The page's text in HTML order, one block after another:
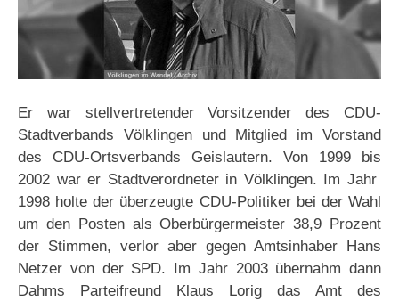
Er war stellvertretender Vorsitzender des CDU-
Stadtverbands Völklingen und Mitglied im Vorstand
des CDU-Ortsverbands Geislautern. Von 1999 bis
2002 war er Stadtverordneter in Völklingen. Im Jahr
1998 holte der überzeugte CDU-Politiker bei der Wahl
um den Posten als Oberbürgermeister 38,9 Prozent
der Stimmen, verlor aber gegen Amtsinhaber Hans
Netzer von der SPD. Im Jahr 2003 übernahm dann
Dahms Parteifreund Klaus Lorig das Amt des